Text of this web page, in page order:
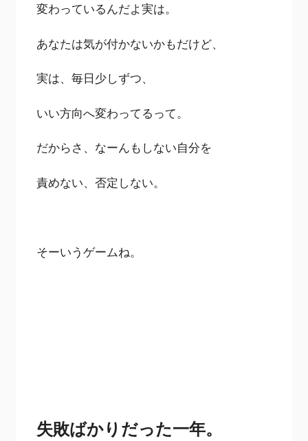
変わっているんだよ実は。
あなたは気が付かないかもだけど、
実は、毎日少しずつ、
いい方向へ変わってるって。
だからさ、なーんもしない自分を
責めない、否定しない。
そーいうゲームね。
失敗ばかりだった一年。